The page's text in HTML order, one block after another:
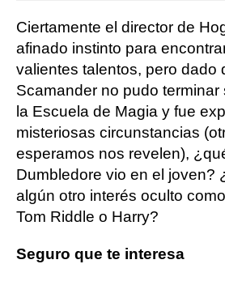
Ciertamente el director de
afinado instinto para
valientes talentos, pero dado
Scamander no pudo terminar
la Escuela de Magia y fue
misteriosas circunstancias
esperamos nos revelen),
Dumbledore vio en el joven?
algún otro interés oculto
Tom Riddle o Harry?
Seguro que te interesa